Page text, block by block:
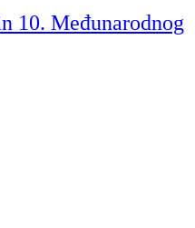
10. Međunarodnog